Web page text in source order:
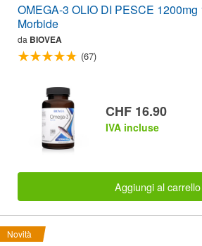
OMEGA-3 OLIO DI PESCE
Morbide
da BIOVEA
(67)
CHF 16.90
IVA incluse
Aggiungi al carrello
Novità